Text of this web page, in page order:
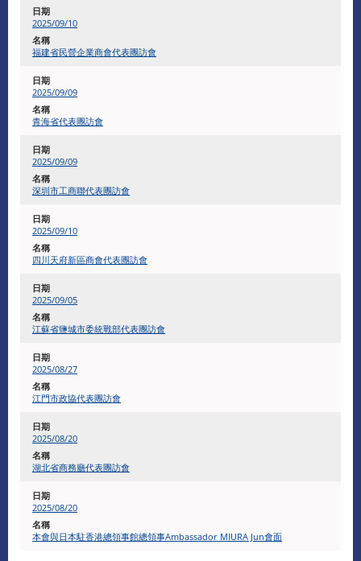
2025/09/10
福建省民營企業商會代表團訪會
2025/09/09
青海省代表團訪會
2025/09/09
深圳市工商聯代表團訪會
2025/09/10
四川天府新區商會代表團訪會
2025/09/05
江蘇省鹽城市委統戰部代表團訪會
2025/08/27
江門市政協代表團訪會
2025/08/20
湖北省商務廳代表團訪會
2025/08/20
本會與日本駐香港總領事館總領事Ambassador MIURA Jun會面